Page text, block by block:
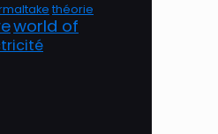
théorie
world of